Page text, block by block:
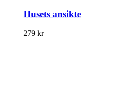
Husets ansikte
279 kr